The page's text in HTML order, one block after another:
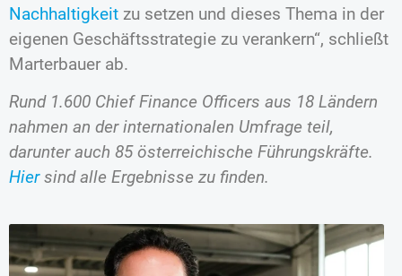
Nachhaltigkeit zu setzen und dieses Thema in der
eigenen Geschäftsstrategie zu verankern“, schließt
Marterbauer ab.
Rund 1.600 Chief Finance Officers aus 18 Ländern
nahmen an der internationalen Umfrage teil,
darunter auch 85 österreichische Führungskräfte.
Hiersind alle Ergebnisse zu finden.